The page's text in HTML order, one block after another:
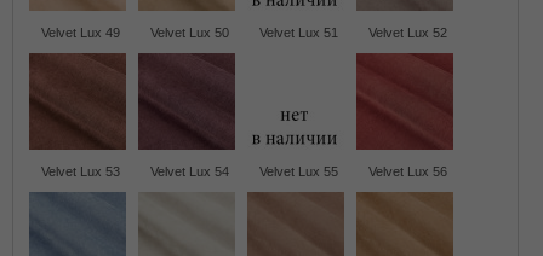
Velvet Lux 49 Velvet Lux 50 Velvet Lux 51 Velvet Lux 52
Velvet Lux 53 Velvet Lux 54 Velvet Lux 55 Velvet Lux 56